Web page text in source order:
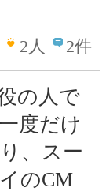
2人 2件
の人で
度だけ
、スー
のCM